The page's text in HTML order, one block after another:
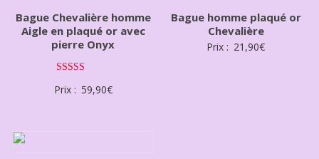
Bague Chevalière homme
Aigle en plaqué or avec
pierre Onyx
3.00
Prix : 59,90€
Bague homme plaqué or
Chevalière
Prix : 21,90€